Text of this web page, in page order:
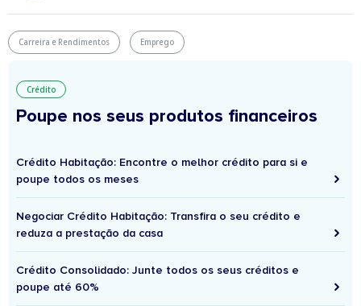
Carreira e Rendimentos Emprego
Crédito
Poupe nos seus produtos financeiros
Crédito Habitação: Encontre o melhor crédito para si e
poupe todos os meses
Negociar Crédito Habitação: Transfira o seu crédito e
reduza a prestação da casa
Crédito Consolidado: Junte todos os seus créditos e
poupe até 60%